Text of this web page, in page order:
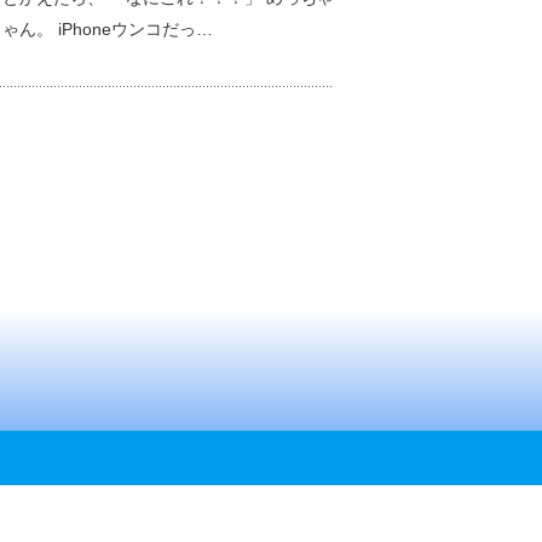
ん。 iPhoneウンコだっ…